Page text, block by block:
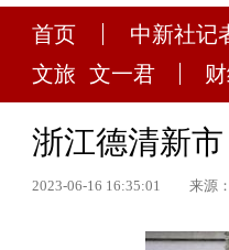
首页 中新社记
文旅 文一君
浙江德清新
2023-06-16 16:35:01 来源